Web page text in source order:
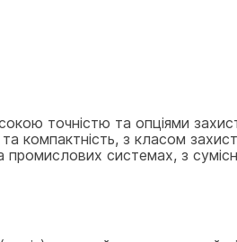
точністю та опціями
компактність, з класом
системах, з